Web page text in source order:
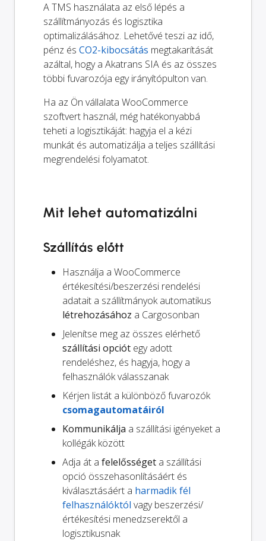
A TMS használata az első lépés a
szállítmányozás és logisztika
optimalizálásához. Lehetővé teszi az idő,
pénz és CO2-kibocsátás megtakarítását
azáltal, hogy a Akatrans SIA és az összes
többi fuvarozója egy irányítópulton van.
Ha az Ön vállalata WooCommerce
szoftvert használ, még hatékonyabbá
teheti a logisztikáját: hagyja el a kézi
munkát és automatizálja a teljes szállítási
megrendelési folyamatot.
Mit lehet automatizálni
Szállítás előtt
Használja a WooCommerce
értékesítési/beszerzési rendelési
adatait a szállítmányok automatikus
létrehozásához a Cargosonban
Jelenítse meg az összes elérhető
szállítási opciót egy adott
rendeléshez, és hagyja, hogy a
felhasználók válasszanak
Kérjen listát a különböző fuvarozók
csomagautomatáiról
Kommunikálja a szállítási igényeket a
kollégák között
Adja át a felelősséget a szállítási
opció összehasonlításáért és
kiválasztásáért a harmadik fél
felhasználóktól vagy beszerzési/
értékesítési menedzserektől a
logisztikusnak